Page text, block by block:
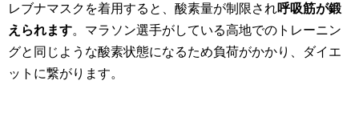
レブナマスクを着用すると、酸素量が制限され呼吸筋が鍛
えられます。マラソン選手がしている高地でのトレーニン
グと同じような酸素状態になるため負荷がかかり、ダイエ
ットに繋がります。